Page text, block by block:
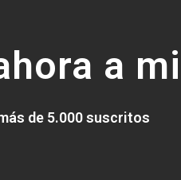
a
de 5.000 suscritos